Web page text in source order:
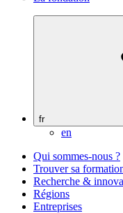
fr
en
Qui sommes-nous ?
Trouver sa
Recherche &
Régions
Entreprises